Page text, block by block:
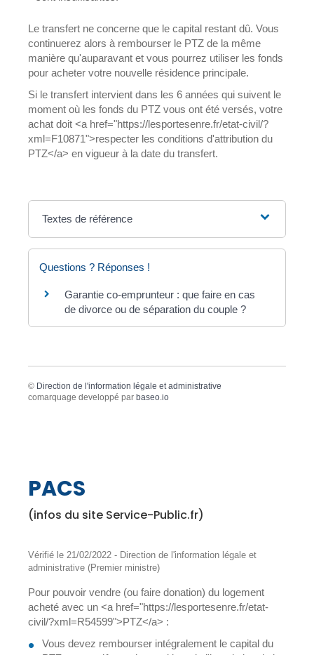
Le transfert ne concerne que le capital restant dû. Vous
continuerez alors à rembourser le PTZ de la même
manière qu'auparavant et vous pourrez utiliser les fonds
pour acheter votre nouvelle résidence principale.
Si le transfert intervient dans les 6 années qui suivent le
moment où les fonds du PTZ vous ont été versés, votre
achat doit <a href="https://lesportesenre.fr/etat-civil/?
xml=F10871">respecter les conditions d'attribution du
PTZ</a> en vigueur à la date du transfert.
Textes de référence
Questions ? Réponses !
Garantie co-emprunteur : que faire en cas
de divorce ou de séparation du couple ?
© Direction de l'information légale et administrative
comarquage developpé par baseo.io
PACS
(infos du site Service-Public.fr)
Vérifié le 21/02/2022 - Direction de l'information légale et
administrative (Premier ministre)
Pour pouvoir vendre (ou faire donation) du logement
acheté avec un <a href="https://lesportesenre.fr/etat-
civil/?xml=R54599">PTZ</a> :
Vous devez rembourser intégralement le capital du